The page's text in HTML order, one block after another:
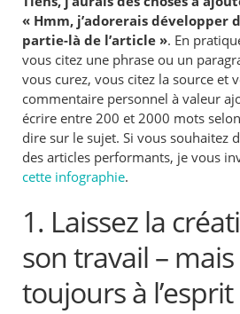
« Hmm, j’adorerais développer
partie-là de l’article ». En
vous citez une phrase ou un
vous curez, vous citez la source et
commentaire personnel à valeur
écrire entre 200 et 2000 mots
dire sur le sujet. Si vous souhaitez
des articles performants, je vous
cette infographie.
1. Laissez la
son travail –
toujours à